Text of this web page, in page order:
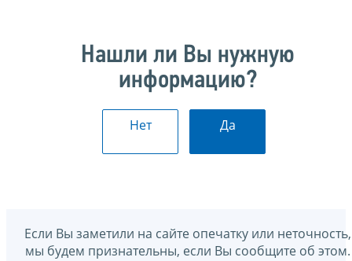
Нашли ли Вы нужную
информацию?
Нет Да
Если Вы заметили на сайте опечатку или неточность,
мы будем признательны, если Вы сообщите об этом.